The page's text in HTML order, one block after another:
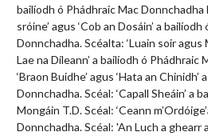
bailíodh ó Phádhraic Mac Donnchadha
sróine’ agus ‘Cob an Dosáin’ a
Donnchadha. Scéalta: ‘Luain soir agus
Lae na Díleann’ a bailíodh ó Phádhraic
‘Braon Buidhe’ agus ‘Hata an
Donnchadha. Scéal: ‘Capall Sheáin’ a
Mongáin T.D. Scéal: ‘Ceann
Donnchadha. Scéal: 'An Luch a ghearr